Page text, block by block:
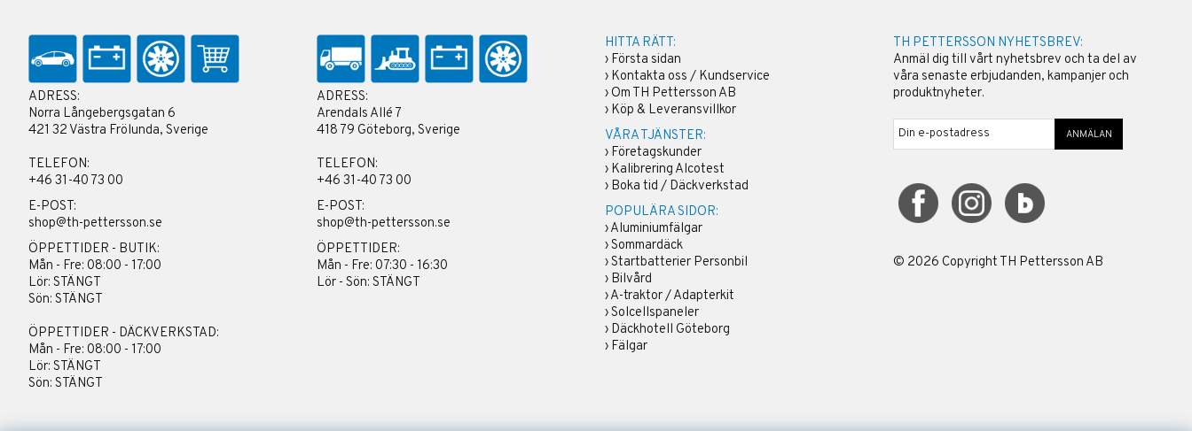
ADRESS:
Norra Långebergsgatan 6
421 32 Västra Frölunda, Sverige
TELEFON:
+46 31-40 73 00
E-POST:
shop@th-pettersson.se
ÖPPETTIDER - BUTIK:
Mån - Fre: 08:00 - 17:00
Lör: STÄNGT
Sön: STÄNGT
ÖPPETTIDER - DÄCKVERKSTAD:
Mån - Fre: 08:00 - 17:00
Lör: STÄNGT
Sön: STÄNGT
ADRESS:
Arendals Allé 7
418 79 Göteborg, Sverige
TELEFON:
+46 31-40 73 00
E-POST:
shop@th-pettersson.se
ÖPPETTIDER:
Mån - Fre: 07:30 - 16:30
Lör - Sön: STÄNGT
HITTA RÄTT:
› Första sidan
› Kontakta oss / Kundservice
› Om TH Pettersson AB
› Köp & Leveransvillkor
VÅRA TJÄNSTER:
› Företagskunder
› Kalibrering Alcotest
› Boka tid / Däckverkstad
POPULÄRA SIDOR:
›Aluminiumfälgar
›Sommardäck
›Startbatterier Personbil
› Bilvård
›A-traktor / Adapterkit
›Solcellspaneler
› Däckhotell Göteborg
› Fälgar
TH PETTERSSON NYHETSBREV:
Anmäl dig till vårt nyhetsbrev och ta del av
våra senaste erbjudanden, kampanjer och
produktnyheter.
ANMÄLAN
© 2026 Copyright TH Pettersson AB